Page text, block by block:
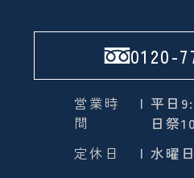
0120-
営業時
間
| 平日
日祭
定休日
| 水曜日